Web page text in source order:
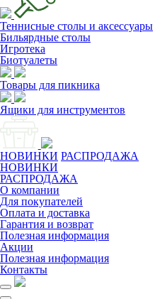
Теннисные столы и аксессуары
Бильярдные столы
Игротека
Биотуалеты
Товары для пикника
Ящики для инструментов
НОВИНКИ РАСПРОДАЖА
НОВИНКИ
РАСПРОДАЖА
О компании
Для покупателей
Оплата и доставка
Гарантия и возврат
Полезная информация
Акции
Полезная информация
Контакты